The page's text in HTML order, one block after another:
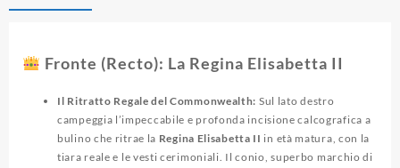
Fronte (Recto): La Regina Elisabetta II
Il Ritratto Regale del Commonwealth: Sul lato destro
campeggia l’impeccabile e profonda incisione calcografica a
bulino che ritrae la Regina Elisabetta II in età matura, con la
tiara reale e le vesti cerimoniali. Il conio, superbo marchio di